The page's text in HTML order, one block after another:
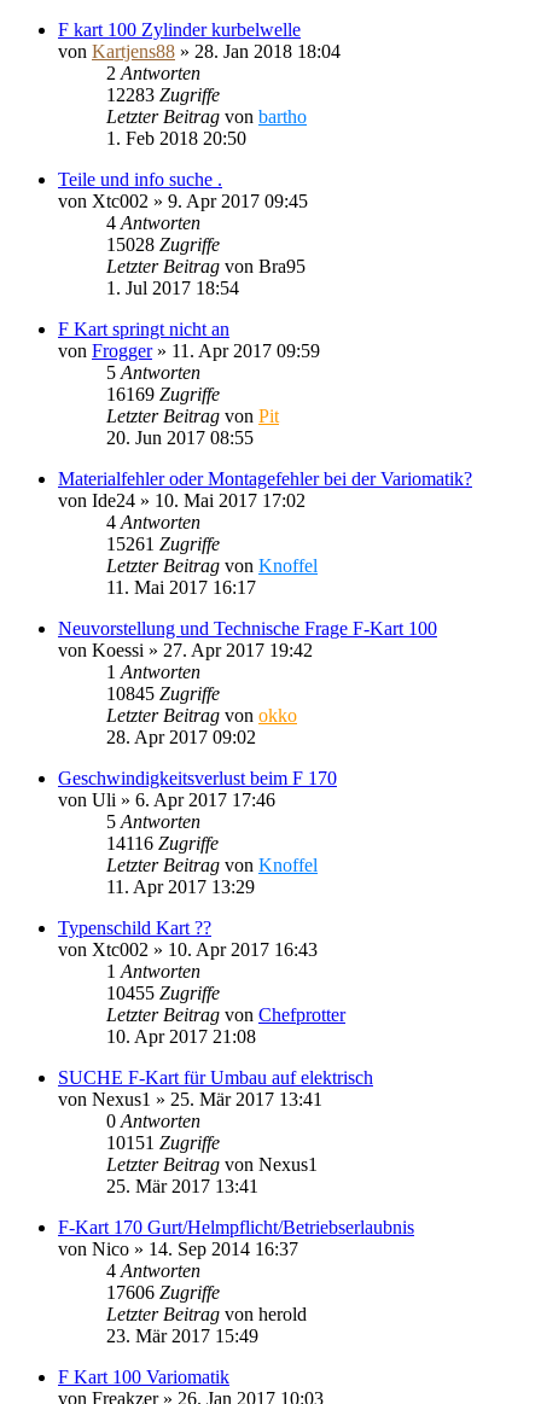
F kart 100 Zylinder kurbelwelle
von Kartjens88 » 28. Jan 2018 18:04
2 Antworten
12283 Zugriffe
Letzter Beitrag von bartho
1. Feb 2018 20:50
Teile und info suche .
von Xtc002 » 9. Apr 2017 09:45
4 Antworten
15028 Zugriffe
Letzter Beitrag von Bra95
1. Jul 2017 18:54
F Kart springt nicht an
von Frogger» 11. Apr 2017 09:59
5 Antworten
16169 Zugriffe
Letzter Beitrag von Pit
20. Jun 2017 08:55
Materialfehler oder Montagefehler bei der Variomatik?
von Ide24 » 10. Mai 2017 17:02
4 Antworten
15261 Zugriffe
Letzter Beitrag von Knoffel
11. Mai 2017 16:17
Neuvorstellung und Technische Frage F-Kart 100
von Koessi » 27. Apr 2017 19:42
1 Antworten
10845 Zugriffe
Letzter Beitrag von okko
28. Apr 2017 09:02
Geschwindigkeitsverlust beim F 170
von Uli » 6. Apr 2017 17:46
5 Antworten
14116 Zugriffe
Letzter Beitrag von Knoffel
11. Apr 2017 13:29
Typenschild Kart ??
von Xtc002 » 10. Apr 2017 16:43
1 Antworten
10455 Zugriffe
Letzter Beitrag von Chefprotter
10. Apr 2017 21:08
SUCHE F-Kart für Umbau auf elektrisch
von Nexus1 » 25. Mär 2017 13:41
0 Antworten
10151 Zugriffe
Letzter Beitrag von Nexus1
25. Mär 2017 13:41
F-Kart 170 Gurt/Helmpflicht/Betriebserlaubnis
von Nico » 14. Sep 2014 16:37
4 Antworten
17606 Zugriffe
Letzter Beitrag von herold
23. Mär 2017 15:49
F Kart 100 Variomatik
von Freakzer» 26. Jan 2017 10:03